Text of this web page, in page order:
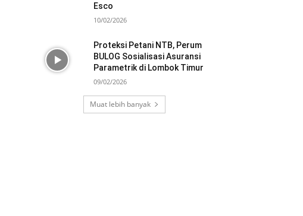
Esco
10/02/2026
Proteksi Petani NTB, Perum
BULOG Sosialisasi Asuransi
Parametrik di Lombok Timur
09/02/2026
Muat lebih banyak